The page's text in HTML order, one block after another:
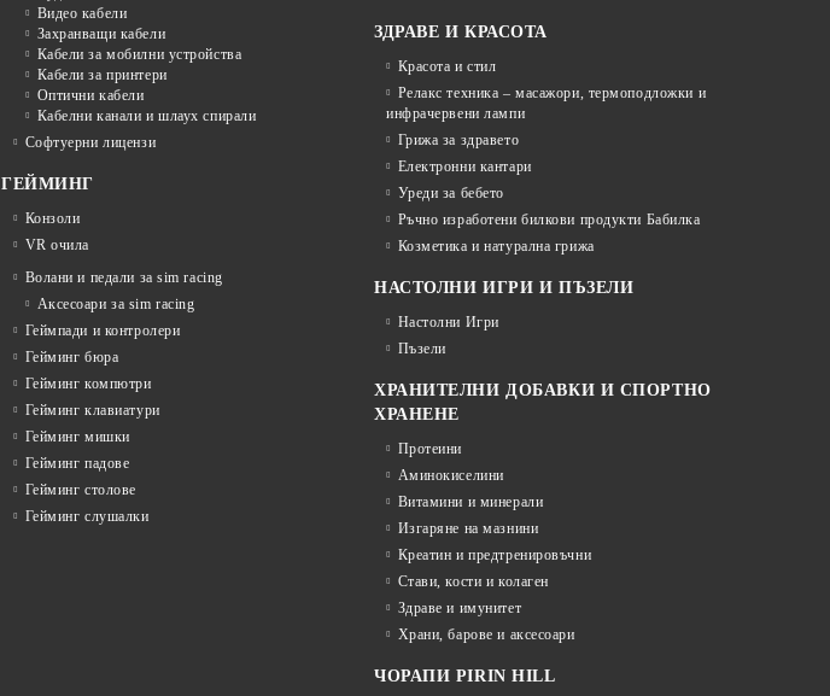
Видео кабели
Захранващи кабели
Кабели за мобилни устройства
Кабели за принтери
Оптични кабели
Кабелни канали и шлаух спирали
Софтуерни лицензи
ГЕЙМИНГ
Конзоли
VR очила
Волани и педали за sim racing
Аксесоари за sim racing
Геймпади и контролери
Гейминг бюра
Гейминг компютри
Гейминг клавиатури
Гейминг мишки
Гейминг падове
Гейминг столове
Гейминг слушалки
ЗДРАВЕ И КРАСОТА
Красота и стил
Релакс техника – масажори, термоподложки и
инфрачервени лампи
Грижа за здравето
Електронни кантари
Уреди за бебето
Ръчно изработени билкови продукти Бабилка
Козметика и натурална грижа
НАСТОЛНИ ИГРИ И ПЪЗЕЛИ
Настолни Игри
Пъзели
ХРАНИТЕЛНИ ДОБАВКИ И СПОРТНО
ХРАНЕНЕ
Протеини
Аминокиселини
Витамини и минерали
Изгаряне на мазнини
Креатин и предтренировъчни
Стави, кости и колаген
Здраве и имунитет
Храни, барове и аксесоари
ЧОРАПИ PIRIN HILL